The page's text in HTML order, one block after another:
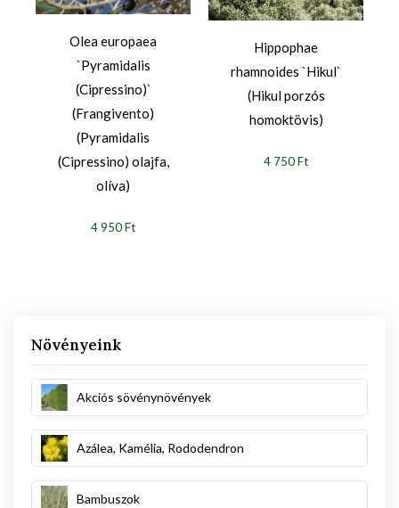
Növényeink
Akciós sövénynövények
Azálea, Kamélia, Rododendron
Bambuszok
Olea europaea
`Pyramidalis
(Cipressino)`
(Frangivento)
(Pyramidalis
(Cipressino) olajfa,
olíva)
4 950 Ft
Hippophae
rhamnoides `Hikul`
(Hikul porzós
homoktövis)
4 750 Ft